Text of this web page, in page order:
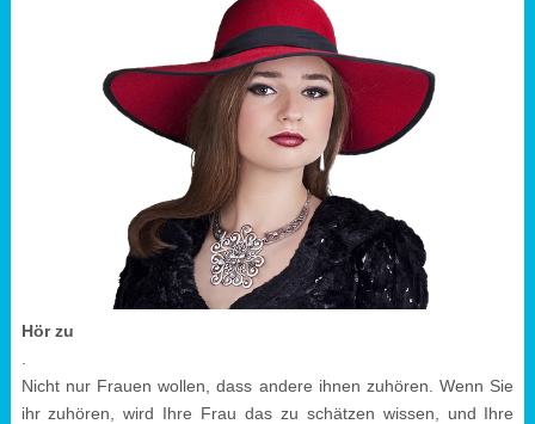
Hör zu
Nicht nur Frauen wollen, dass andere ihnen zuhören. Wenn Sie
ihr zuhören, wird Ihre Frau das zu schätzen wissen, und Ihre